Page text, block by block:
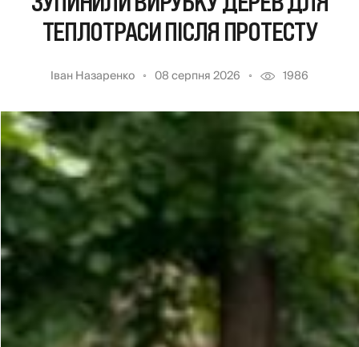
ТЕПЛОТРАСИ ПІСЛЯ ПРОТЕСТУ
Іван Назаренко 08 серпня 2026 1986